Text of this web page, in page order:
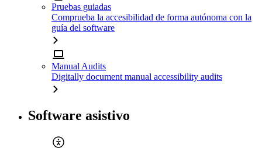
Pruebas guiadas
Comprueba la accesibilidad de forma autónoma con la
guía del software
Manual Audits
Digitally document manual accessibility audits
Software asistivo